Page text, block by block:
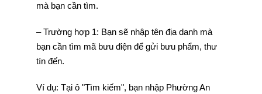
mà bạn cần tìm.
– Trường hợp 1: Bạn sẽ nhập tên địa danh mà
bạn cần tìm mã bưu điện để gửi bưu phẩm, thư
tín đến.
Ví dụ: Tại ô "Tìm kiếm", bạn nhập Phường An